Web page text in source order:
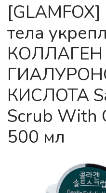
тела
КОЛЛАГЕН
КИСЛОТА
Scrub With
500 мл